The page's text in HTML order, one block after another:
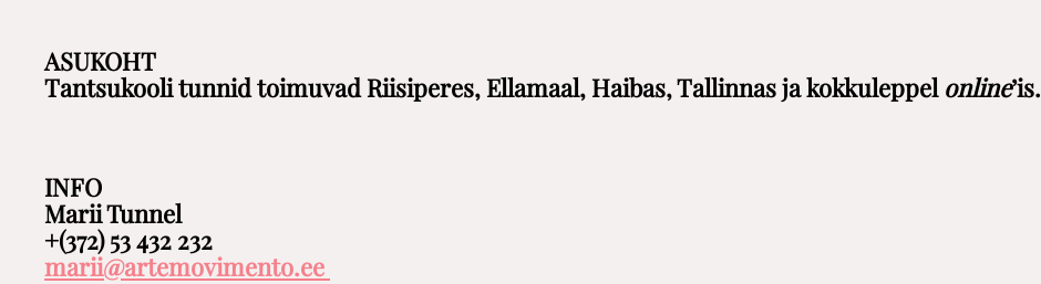
ASUKOHT
Tantsukooli tunnid toimuvad Riisiperes, Ellamaal, Haibas, Tallinnas ja kokkuleppelonline’is.
INFO
Marii Tunnel
+(372) 53 432 232
marii@artemovimento.ee